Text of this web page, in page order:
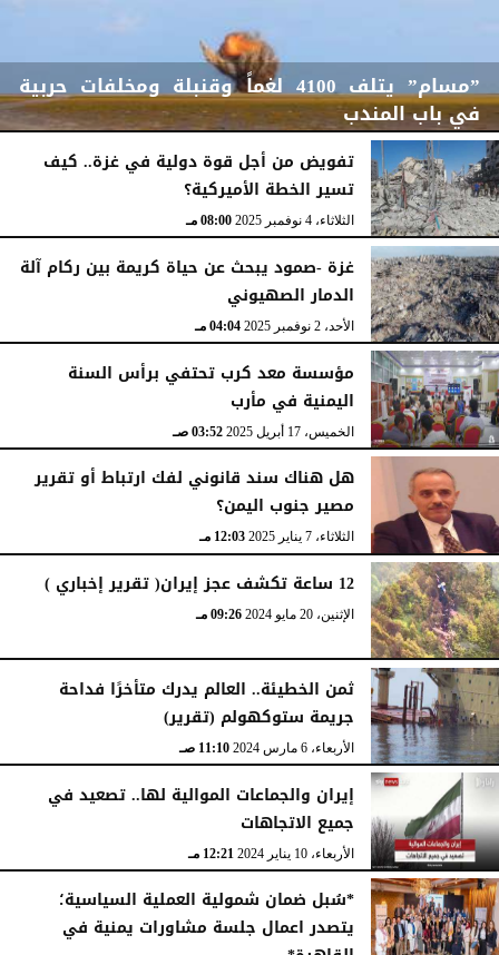
”مسام” يتلف 4100 لغماً وقنبلة ومخلفات حربية
في باب المندب
الأربعاء، 19 نوفمبر 2025 08:47 مـ
تفويض من أجل قوة دولية في غزة.. كيف
تسير الخطة الأميركية؟
الثلاثاء، 4 نوفمبر 2025 08:00 مـ
غزة -صمود يبحث عن حياة كريمة بين ركام آلة
الدمار الصهيوني
الأحد، 2 نوفمبر 2025 04:04 مـ
مؤسسة معد كرب تحتفي برأس السنة
اليمنية في مأرب
الخميس، 17 أبريل 2025 03:52 صـ
هل هناك سند قانوني لفك ارتباط أو تقرير
مصير جنوب اليمن؟
الثلاثاء، 7 يناير 2025 12:03 مـ
12 ساعة تكشف عجز إيران( تقرير إخباري )
الإثنين، 20 مايو 2024 09:26 مـ
ثمن الخطيئة.. العالم يدرك متأخرًا فداحة
جريمة ستوكهولم (تقرير)
الأربعاء، 6 مارس 2024 11:10 صـ
إيران والجماعات الموالية لها.. تصعيد في
جميع الاتجاهات
الأربعاء، 10 يناير 2024 12:21 مـ
*سُبل ضمان شمولية العملية السياسية؛
يتصدر اعمال جلسة مشاورات يمنية في